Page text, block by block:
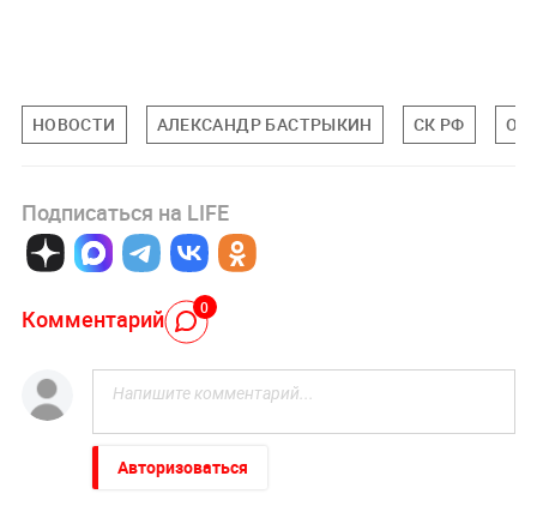
НОВОСТИ АЛЕКСАНДР БАСТРЫКИН СК РФ
Подписаться на LIFE
Комментарий 0
Авторизоваться